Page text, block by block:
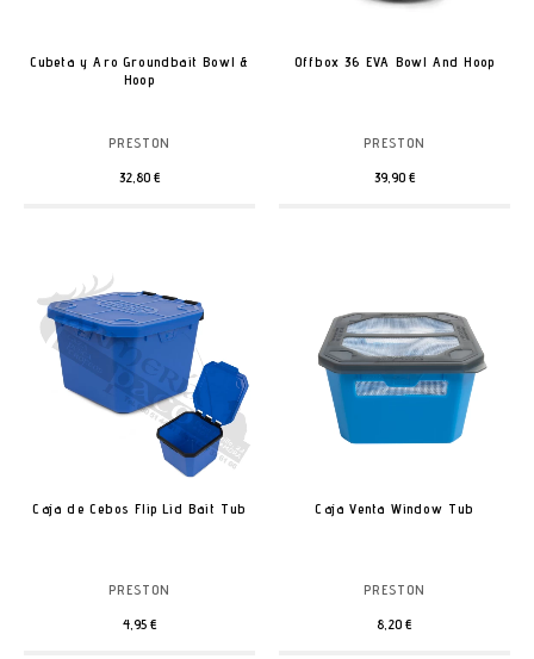
Cubeta y Aro Groundbait Bowl &
Hoop
PRESTON
32,80 €
Offbox 36 EVA Bowl And Hoop
PRESTON
39,90 €
Caja de Cebos Flip Lid Bait Tub
PRESTON
4,95 €
Caja Venta Window Tub
PRESTON
8,20 €